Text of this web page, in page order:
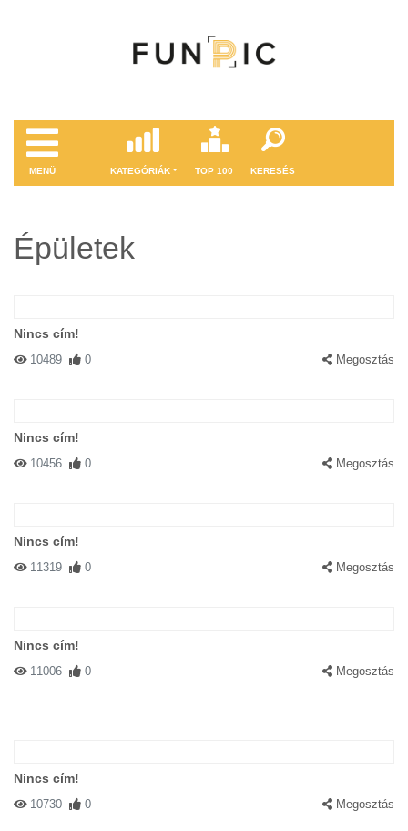
MENÜ KATEGÓRIÁK TOP 100 KERESÉS
Épületek
Nincs cím!
10489 0 Megosztás
Nincs cím!
10456 0 Megosztás
Nincs cím!
11319 0 Megosztás
Nincs cím!
11006 0 Megosztás
Nincs cím!
10730 0 Megosztás